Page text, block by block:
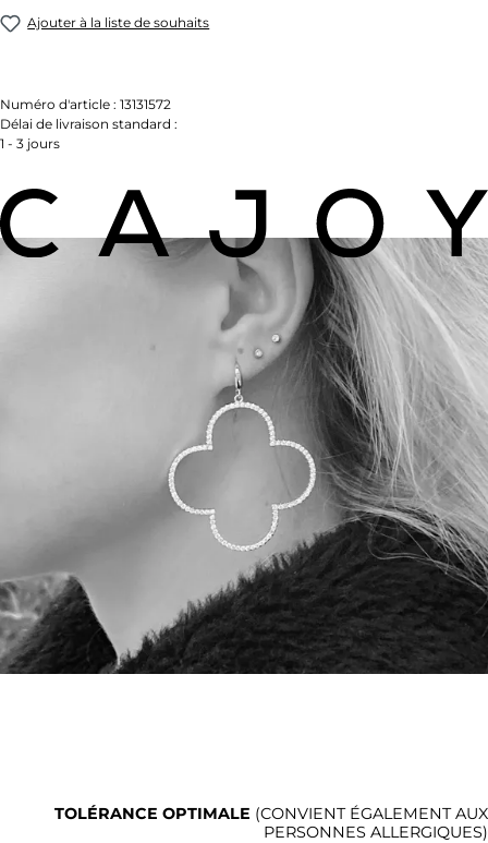
Ajouter à la liste de souhaits
Numéro d'article : 13131572
Délai de livraison standard :
1 - 3 jours
TOLÉRANCE OPTIMALE (CONVIENT ÉGALEMENT AUX
PERSONNES ALLERGIQUES)